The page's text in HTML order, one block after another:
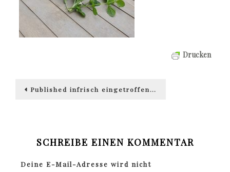
Drucken
Beitragsnavigation
Published infrisch eingetroffen…
SCHREIBE EINEN KOMMENTAR
Deine E-Mail-Adresse wird nicht